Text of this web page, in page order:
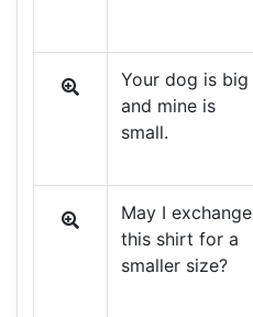
Your dog is big
and mine is
small.
May I exchange
this shirt for a
smaller size?